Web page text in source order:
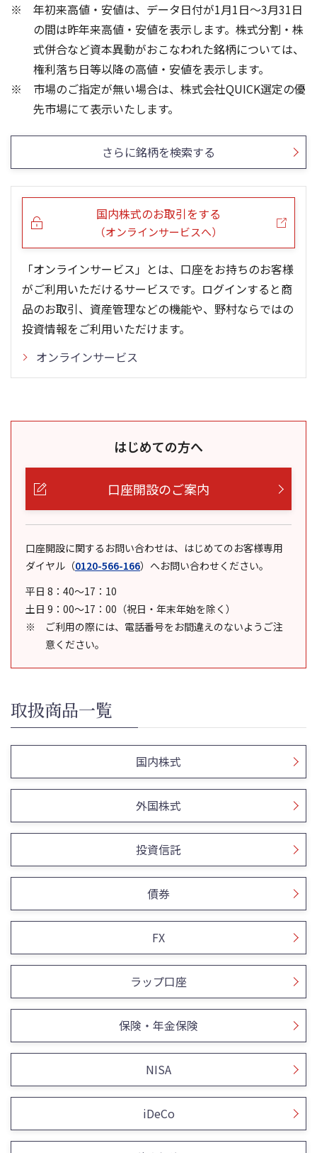
13週移動平均 26週移動平均 出来高(千)
150
300
0
15
5ヶ月移動平均 25ヶ月移動平均 出来高(千)
100
300
400
500
0
6
年初来高値・安値は、データ日付が1月1日～3月31日
の間は昨年来高値・安値を表示します。株式分割・株
式併合など資本異動がおこなわれた銘柄については、
権利落ち日等以降の高値・安値を表示します。
市場のご指定が無い場合は、株式会社QUICK選定の優
先市場にて表示いたします。
さらに銘柄を検索する
国内株式のお取引をする
（オンラインサービスへ）
「オンラインサービス」とは、口座をお持ちのお客様
がご利用いただけるサービスです。ログインすると商
品のお取引、資産管理などの機能や、野村ならではの
投資情報をご利用いただけます。
オンラインサービス
はじめての方へ
口座開設のご案内
口座開設に関するお問い合わせは、はじめてのお客様専用
ダイヤル （0120-566-166） へお問い合わせください。
平日 8：40～17：10
土日 9：00～17：00（祝日・年末年始を除く）
ご利用の際には、電話番号をお間違えのないようご注
意ください。
取扱商品一覧
国内株式
外国株式
投資信託
債券
FX
ラップ口座
保険・年金保険
NISA
iDeCo